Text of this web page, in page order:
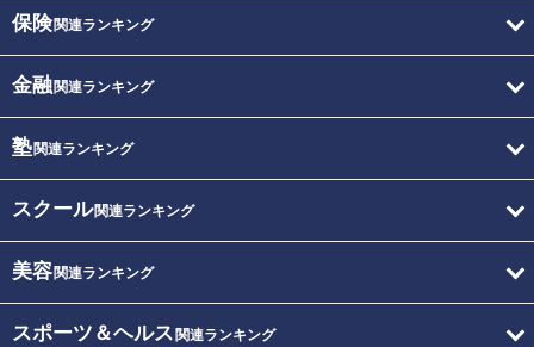
保険関連ランキング
金融関連ランキング
塾関連ランキング
スクール関連ランキング
美容関連ランキング
スポーツ＆ヘルス 関連ランキング